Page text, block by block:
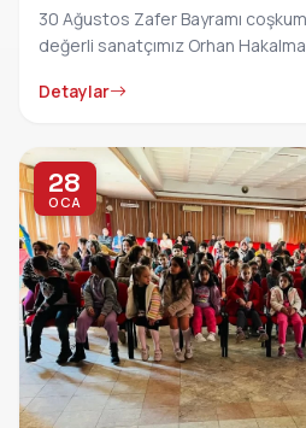
30 Ağustos Zafer Bayramı
değerli sanatçımız Orhan
Detaylar
28
OCA